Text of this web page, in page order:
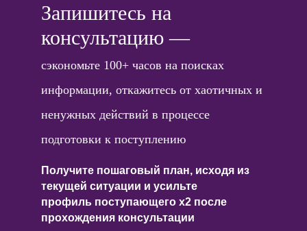
Запишитесь на
консультацию —
сэкономьте 100+ часов на поисках
информации, откажитесь от хаотичных и
ненужных действий в процессе
подготовки к поступлению
Получите пошаговый план, исходя из
текущей ситуации и усильте
профиль поступающего х2 после
прохождения консультации